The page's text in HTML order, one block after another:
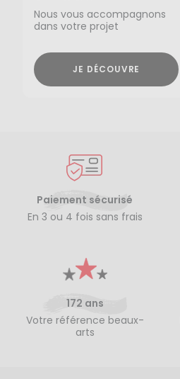
Nous vous accompagnons
dans votre projet
JE DÉCOUVRE
Paiement sécurisé
En 3 ou 4 fois sans frais
172 ans
Votre référence beaux-
arts